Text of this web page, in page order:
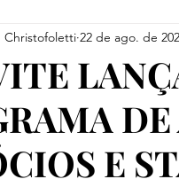
E
Christofoletti 22 de ago. de